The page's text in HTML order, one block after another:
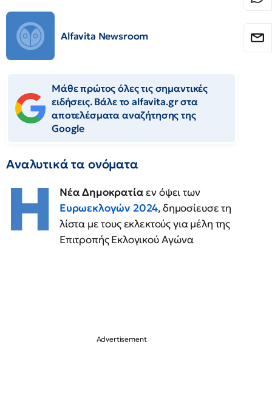
Alfavita Newsroom
Μάθε πρώτος όλες τις σημαντικές
ειδήσεις. Βάλε το alfavita.gr στα
αποτελέσματα αναζήτησης της
Google
Αναλυτικά τα ονόματα
Η Νέα Δημοκρατίαεν όψει των
Ευρωεκλογών 2024, δημοσίευσε τη
λίστα με τους εκλεκτούς για μέλη της
Επιτροπής Εκλογικού Αγώνα